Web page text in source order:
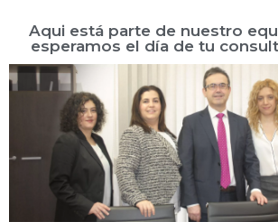
Aqui está parte de nuestro
esperamos el día de tu